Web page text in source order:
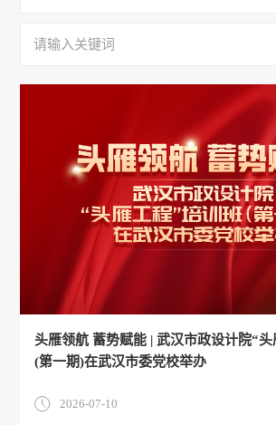
头雁领航 蓄势赋能 | 武汉市政设计院“
(第一期)在武汉市委党校举办
2026-07-10